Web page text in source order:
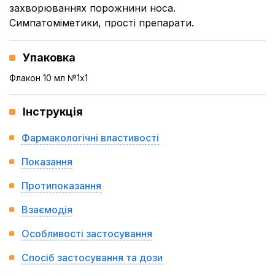
захворюваннях порожнини носа.
Симпатоміметики, прості препарати.
Упаковка
Флакон 10 мл №1x1
Інструкція
Фармакологічні властивості
Показання
Протипоказання
Взаємодія
Особливості застосування
Спосіб застосування та дози